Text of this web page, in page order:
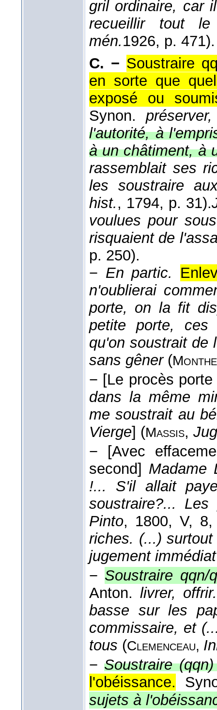
gril ordinaire, car
recueillir tout
mén.1926, p. 471).
C. − Soustraire
en sorte que
exposé ou
Synon.
l'autorité, à
à un châtiment, à
rassemblait ses
les soustraire
hist., 1794, p. 31).
voulues pour
risquaient de
p. 250).
− En partic.
n'oublierai
porte, on la fit
petite porte, ces
qu'on soustrait de
sans gêner(
− [Le procès
dans la même
me soustrait au
Vierge] (Massis,
−
[Avec
second] Madame
!... S'il allait
soustraire?...
Pinto, 1800, V, 8,
riches. (...)
jugement immédiat
− Soustraire
Anton. livrer, offrir.
basse sur les
commissaire, et
tous (Clemenceau,
−Soustraire
l'obéissance.
sujets à